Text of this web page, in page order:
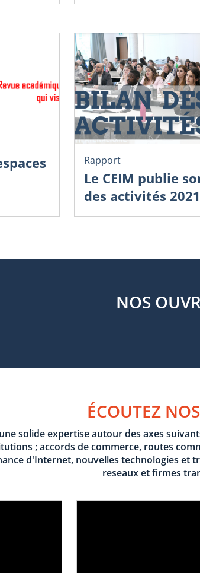
Rapport
Le CEIM publie
des activités
NOS
ÉCOUTEZ
une solide expertise autour des axes
; accords de commerce, routes
d'Internet, nouvelles technologies et
reseaux et firmes